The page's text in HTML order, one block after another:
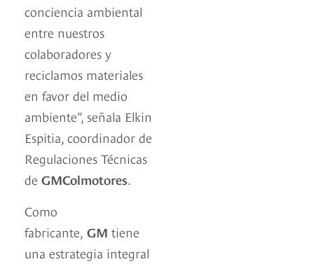
conciencia ambiental
entre nuestros
colaboradores y
reciclamos materiales
en favor del medio
ambiente”, señala Elkin
Espitia, coordinador de
Regulaciones Técnicas
de GMColmotores.
Como
fabricante, GM tiene
una estrategia integral